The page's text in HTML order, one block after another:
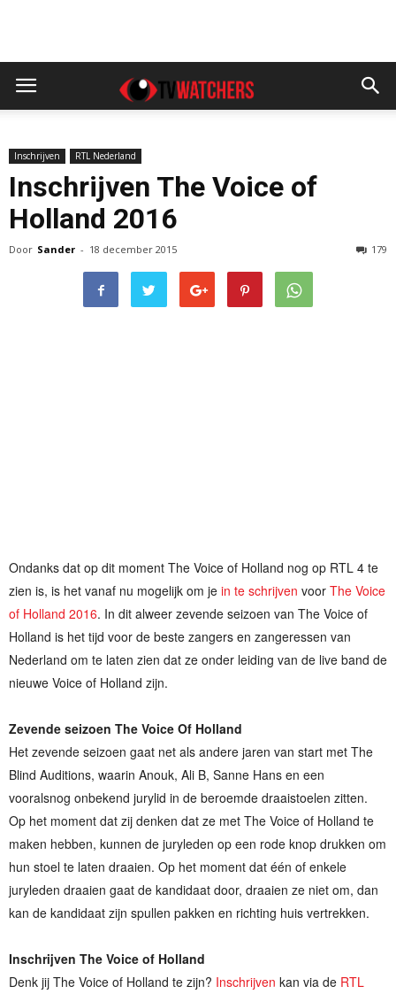
Inschrijven RTL Nederland
Inschrijven The Voice of
Holland 2016
Door Sander - 18 december 2015 179
Ondanks dat op dit moment The Voice of Holland nog op RTL 4 te
zien is, is het vanaf nu mogelijk om je in te schrijven voor The Voice
of Holland 2016. In dit alweer zevende seizoen van The Voice of
Holland is het tijd voor de beste zangers en zangeressen van
Nederland om te laten zien dat ze onder leiding van de live band de
nieuwe Voice of Holland zijn.
Zevende seizoen The Voice Of Holland
Het zevende seizoen gaat net als andere jaren van start met The
Blind Auditions, waarin Anouk, Ali B, Sanne Hans en een
vooralsnog onbekend jurylid in de beroemde draaistoelen zitten.
Op het moment dat zij denken dat ze met The Voice of Holland te
maken hebben, kunnen de juryleden op een rode knop drukken om
hun stoel te laten draaien. Op het moment dat één of enkele
juryleden draaien gaat de kandidaat door, draaien ze niet om, dan
kan de kandidaat zijn spullen pakken en richting huis vertrekken.
Inschrijven The Voice of Holland
Denk jij The Voice of Holland te zijn? Inschrijven kan via de RTL